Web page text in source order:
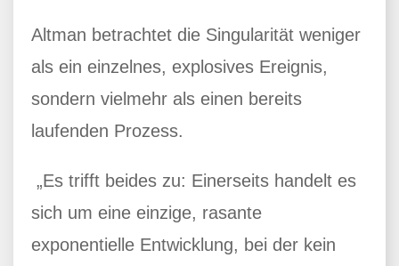
Altman betrachtet die Singularität weniger
als ein einzelnes, explosives Ereignis,
sondern vielmehr als einen bereits
laufenden Prozess.
„Es trifft beides zu: Einerseits handelt es
sich um eine einzige, rasante
exponentielle Entwicklung, bei der kein